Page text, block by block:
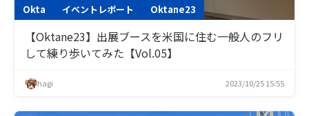
Okta イベントレポート Oktane23
【Oktane23】出展ブースを米国に住む一般人のフリ
して練り歩いてみた【Vol.05】
hagi 2023/10/25 15:55